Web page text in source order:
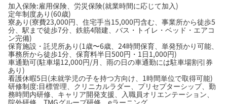
加入保険:雇用保険、労災保険(就業時間に応じて加入)
定年制度あり(60歳)
寮あり(寮費23,000円、住宅手当15,000円含む、事業所から徒歩5
分、駅まで徒歩7分、鉄筋4階建、バス・トイレ・ベッド・エアコ
ン完備)
保育施設・託児所あり(1歳〜6歳、24時間保育、単発預かり可能、
事務所から徒歩1分、保育料半日500円・1日1,000円)
車通勤可(駐車場12,000円/月、雨の日の車通勤には駐車場割引券
あり)
看護休暇5日(未就学児の子を持つ方向け、1時間単位で取得可能)
研修制度:目標管理、クリニカルラダー、プリセプターシップ、勤
務時間内研修、キャリア開発支援、入職員オリエンテーション、